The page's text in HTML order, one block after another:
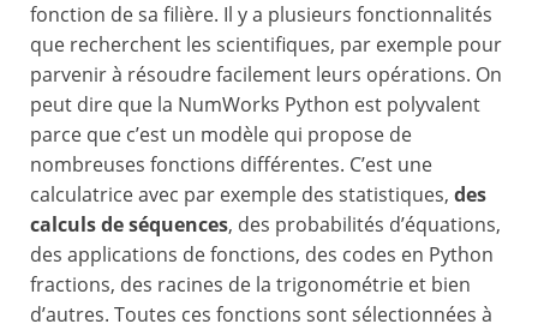
fonction de sa filière. Il y a plusieurs fonctionnalités
que recherchent les scientifiques, par exemple pour
parvenir à résoudre facilement leurs opérations. On
peut dire que la NumWorks Python est polyvalent
parce que c’est un modèle qui propose de
nombreuses fonctions différentes. C’est une
calculatrice avec par exemple des statistiques, des
calculs de séquences, des probabilités d’équations,
des applications de fonctions, des codes en Python
fractions, des racines de la trigonométrie et bien
d’autres. Toutes ces fonctions sont sélectionnées à